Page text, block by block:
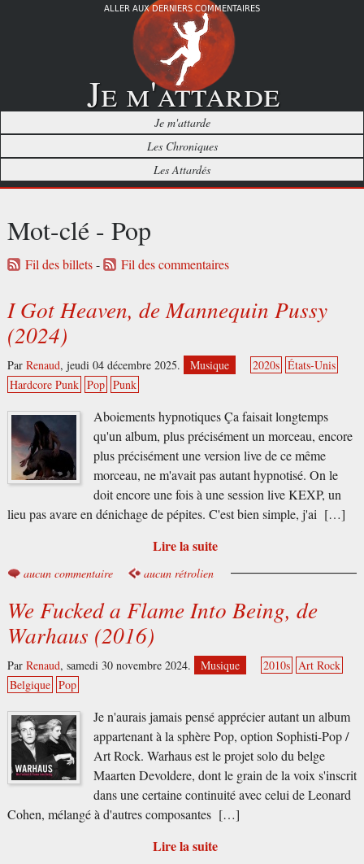
ALLER AUX DERNIERS COMMENTAIRES
Je m'attarde
Je m'attarde
Les Chroniques
Les Attardés
Mot-clé - Pop
Fil des billets- Fil des commentaires
I Got Heaven, de Mannequin Pussy
(2024)
Par Renaud, jeudi 04 décembre 2025. Musique 2020s États-Unis
Hardcore Punk Pop Punk
Aboiements hypnotiques Ça faisait longtemps
qu'un album, plus précisément un morceau, encore
plus précisément une version live de ce même
morceau, ne m'avait pas autant hypnotisé. On le
doit encore une fois à une session live KEXP, un
lieu pas avare en dénichage de pépites. C'est bien simple, j'ai […]
Lire la suite
aucun commentaire aucun rétrolien
We Fucked a Flame Into Being, de
Warhaus (2016)
Par Renaud, samedi 30 novembre 2024. Musique 2010s Art Rock
Belgique Pop
Je n'aurais jamais pensé apprécier autant un album
appartenant à la sphère Pop, option Sophisti-Pop /
Art Rock. Warhaus est le projet solo du belge
Maarten Devoldere, dont le grain de la voix s'inscrit
dans une certaine continuité avec celui de Leonard
Cohen, mélangé à d'autres composantes […]
Lire la suite